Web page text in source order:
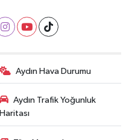
Aydın Hava Durumu
Aydın Trafik Yoğunluk
Haritası